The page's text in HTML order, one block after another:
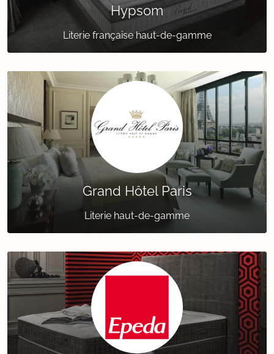
Hypsom
Literie française haut-de-gamme
Grand Hôtel Paris
Literie haut-de-gamme